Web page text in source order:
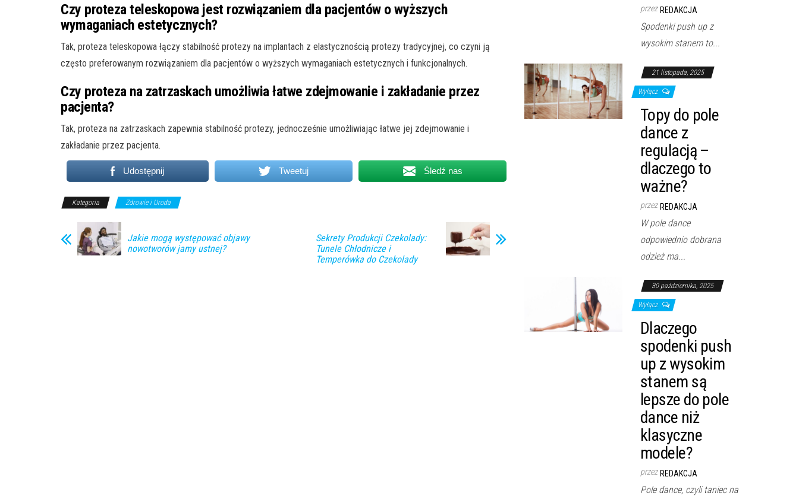
Czy proteza teleskopowa jest rozwiązaniem dla pacjentów o wyższych
wymaganiach estetycznych?
Tak, proteza teleskopowa łączy stabilność protezy na implantach z elastycznością protezy tradycyjnej, co czyni ją
często preferowanym rozwiązaniem dla pacjentów o wyższych wymaganiach estetycznych i funkcjonalnych.
Czy proteza na zatrzaskach umożliwia łatwe zdejmowanie i zakładanie przez
pacjenta?
Tak, proteza na zatrzaskach zapewnia stabilność protezy, jednocześnie umożliwiając łatwe jej zdejmowanie i
zakładanie przez pacjenta.
Udostępnij Tweetuj Śledź nas
Kategoria Zdrowie i Uroda
Jakie mogą występować objawy
nowotworów jamy ustnej?
Sekrety Produkcji Czekolady:
Tunele Chłodnicze i
Temperówka do Czekolady
przez REDAKCJA
Spodenki push up z
wysokim stanem to...
21 listopada, 2025
Wyłącz
Topy do pole
dance z
regulacją –
dlaczego to
ważne?
przez REDAKCJA
W pole dance
odpowiednio dobrana
odzież ma...
30 października, 2025
Wyłącz
Dlaczego
spodenki push
up z wysokim
stanem są
lepsze do pole
dance niż
klasyczne
modele?
przez REDAKCJA
Pole dance, czyli taniec na